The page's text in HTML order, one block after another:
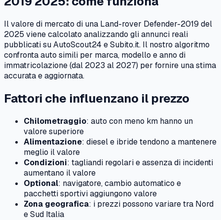
Il valore di mercato di una Land-rover Defender-2019 del
2025 viene calcolato analizzando gli annunci reali
pubblicati su AutoScout24 e Subito.it. Il nostro algoritmo
confronta auto simili per marca, modello e anno di
immatricolazione (dal 2023 al 2027) per fornire una stima
accurata e aggiornata.
Fattori che influenzano il prezzo
Chilometraggio: auto con meno km hanno un
valore superiore
Alimentazione: diesel e ibride tendono a mantenere
meglio il valore
Condizioni: tagliandi regolari e assenza di incidenti
aumentano il valore
Optional: navigatore, cambio automatico e
pacchetti sportivi aggiungono valore
Zona geografica: i prezzi possono variare tra Nord
e Sud Italia